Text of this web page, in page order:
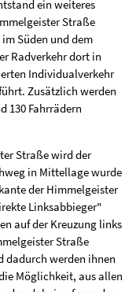
ein weiteres
Straße
Süden und dem
Radverkehr dort in
Individualverkehr
Zusätzlich werden
130 Fahrrädern
Straße wird der
in Mittellage wurde
der Himmelgeister
Linksabbieger"
auf der Kreuzung links
Straße
werden ihnen
Möglichkeit, aus allen